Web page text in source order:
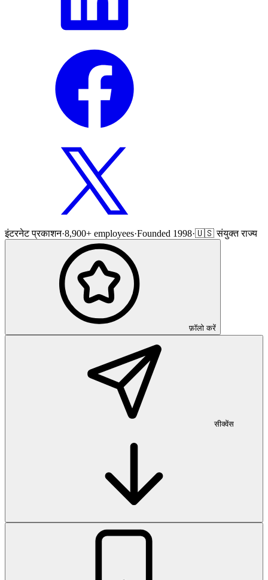
इंटरनेट प्रकाशन·8,900+ employees·Founded 1998·🇺🇸 संयुक्त राज्य
फ़ॉलो करें
सीक्वेंस